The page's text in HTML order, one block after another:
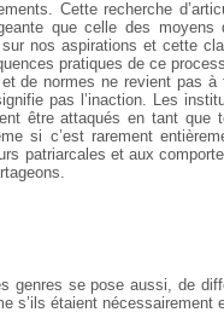
Cette recherche
que celle des moyens
nos aspirations et cette
pratiques de ce
de normes ne revient pas à
pas l’inaction. Les
être attaqués en tant que
si c’est rarement
patriarcales etaux
genres se pose aussi, de
s’ils étaient nécessairement